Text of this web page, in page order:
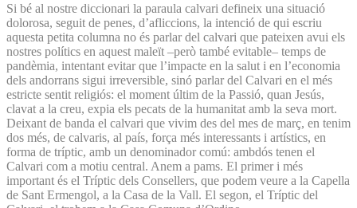
Si bé al nostre diccionari la paraula calvari defineix una situació
dolorosa, seguit de penes, d’afliccions, la intenció de qui escriu
aquesta petita columna no és parlar del calvari que pateixen avui els
nostres polítics en aquest maleït –però també evitable– temps de
pandèmia, intentant evitar que l’impacte en la salut i en l’economia
dels andorrans sigui irreversible, sinó parlar del Calvari en el més
estricte sentit religiós: el moment últim de la Passió, quan Jesús,
clavat a la creu, expia els pecats de la humanitat amb la seva mort.
Deixant de banda el calvari que vivim des del mes de març, en tenim
dos més, de calvaris, al país, força més interessants i artístics, en
forma de tríptic, amb un denominador comú: ambdós tenen el
Calvari com a motiu central. Anem a pams. El primer i més
important és el Tríptic dels Consellers, que podem veure a la Capella
de Sant Ermengol, a la Casa de la Vall. El segon, el Tríptic del